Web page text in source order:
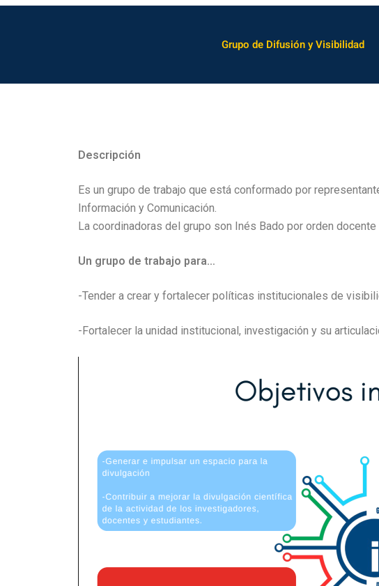
Grupo de Difusión y Visibilidad
Descripción
Es un grupo de trabajo que está conformado por
Información y Comunicación.
La coordinadoras del grupo son Inés Bado por orden
Un grupo de trabajo para…
-Tender a crear y fortalecer políticas institucionales de
-Fortalecer la unidad institucional, investigación y su